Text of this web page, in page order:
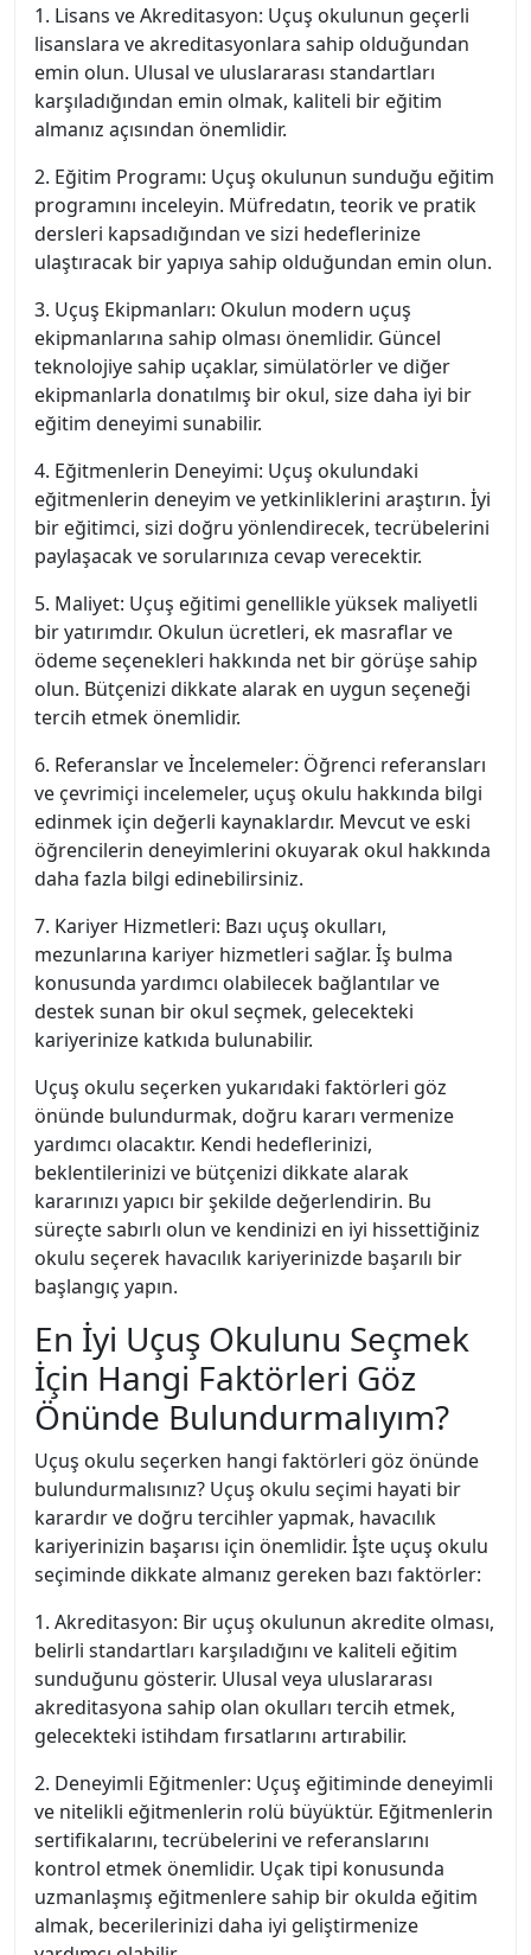
1. Lisans ve Akreditasyon: Uçuş okulunun geçerli
lisanslara ve akreditasyonlara sahip olduğundan
emin olun. Ulusal ve uluslararası standartları
karşıladığından emin olmak, kaliteli bir eğitim
almanız açısından önemlidir.
2. Eğitim Programı: Uçuş okulunun sunduğu eğitim
programını inceleyin. Müfredatın, teorik ve pratik
dersleri kapsadığından ve sizi hedeflerinize
ulaştıracak bir yapıya sahip olduğundan emin olun.
3. Uçuş Ekipmanları: Okulun modern uçuş
ekipmanlarına sahip olması önemlidir. Güncel
teknolojiye sahip uçaklar, simülatörler ve diğer
ekipmanlarla donatılmış bir okul, size daha iyi bir
eğitim deneyimi sunabilir.
4. Eğitmenlerin Deneyimi: Uçuş okulundaki
eğitmenlerin deneyim ve yetkinliklerini araştırın. İyi
bir eğitimci, sizi doğru yönlendirecek, tecrübelerini
paylaşacak ve sorularınıza cevap verecektir.
5. Maliyet: Uçuş eğitimi genellikle yüksek maliyetli
bir yatırımdır. Okulun ücretleri, ek masraflar ve
ödeme seçenekleri hakkında net bir görüşe sahip
olun. Bütçenizi dikkate alarak en uygun seçeneği
tercih etmek önemlidir.
6. Referanslar ve İncelemeler: Öğrenci referansları
ve çevrimiçi incelemeler, uçuş okulu hakkında bilgi
edinmek için değerli kaynaklardır. Mevcut ve eski
öğrencilerin deneyimlerini okuyarak okul hakkında
daha fazla bilgi edinebilirsiniz.
7. Kariyer Hizmetleri: Bazı uçuş okulları,
mezunlarına kariyer hizmetleri sağlar. İş bulma
konusunda yardımcı olabilecek bağlantılar ve
destek sunan bir okul seçmek, gelecekteki
kariyerinize katkıda bulunabilir.
Uçuş okulu seçerken yukarıdaki faktörleri göz
önünde bulundurmak, doğru kararı vermenize
yardımcı olacaktır. Kendi hedeflerinizi,
beklentilerinizi ve bütçenizi dikkate alarak
kararınızı yapıcı bir şekilde değerlendirin. Bu
süreçte sabırlı olun ve kendinizi en iyi hissettiğiniz
okulu seçerek havacılık kariyerinizde başarılı bir
başlangıç yapın.
En İyi Uçuş Okulunu Seçmek
İçin Hangi Faktörleri Göz
Önünde Bulundurmalıyım?
Uçuş okulu seçerken hangi faktörleri göz önünde
bulundurmalısınız? Uçuş okulu seçimi hayati bir
karardır ve doğru tercihler yapmak, havacılık
kariyerinizin başarısı için önemlidir. İşte uçuş okulu
seçiminde dikkate almanız gereken bazı faktörler:
1. Akreditasyon: Bir uçuş okulunun akredite olması,
belirli standartları karşıladığını ve kaliteli eğitim
sunduğunu gösterir. Ulusal veya uluslararası
akreditasyona sahip olan okulları tercih etmek,
gelecekteki istihdam fırsatlarını artırabilir.
2. Deneyimli Eğitmenler: Uçuş eğitiminde deneyimli
ve nitelikli eğitmenlerin rolü büyüktür. Eğitmenlerin
sertifikalarını, tecrübelerini ve referanslarını
kontrol etmek önemlidir. Uçak tipi konusunda
uzmanlaşmış eğitmenlere sahip bir okulda eğitim
almak, becerilerinizi daha iyi geliştirmenize